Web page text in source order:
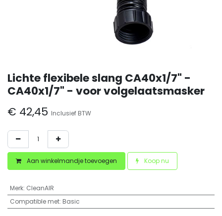
Lichte flexibele slang CA40x1/7" -
CA40x1/7" - voor volgelaatsmasker
€ 42,45 Inclusief BTW
Aan winkelmandje toevoegen Koop nu
Merk: CleanAIR
Compatible met: Basic